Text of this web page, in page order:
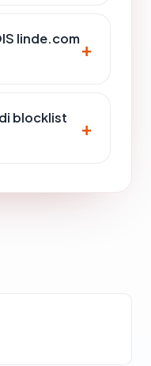
linde.com
blocklist